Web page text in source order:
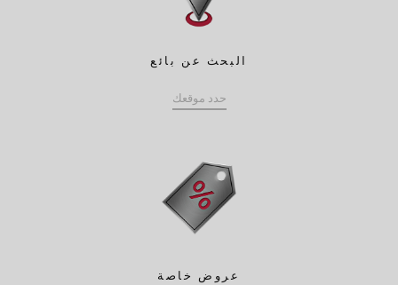
البحث عن بائع
حدد موقعك
عروض خاصة